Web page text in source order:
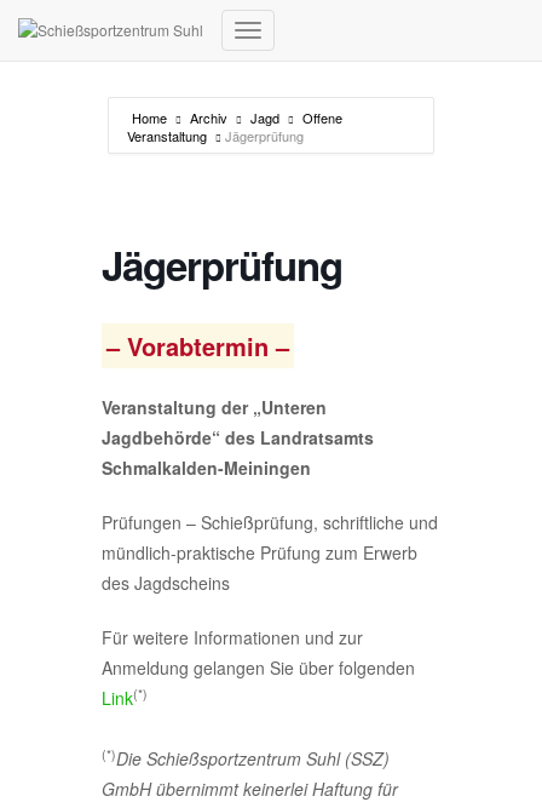
Navigation umschalten
Home Archiv Jagd
Offene
Veranstaltung
Jägerprüfung
Jägerprüfung
– Vorabtermin –
Veranstaltung der „Unteren
Jagdbehörde“ des Landratsamts
Schmalkalden-Meiningen
Prüfungen – Schießprüfung, schriftliche und
mündlich-praktische Prüfung zum Erwerb
des Jagdscheins
Für weitere Informationen und zur
Anmeldung gelangen Sie über folgenden
Link(*)
(*)Die Schießsportzentrum Suhl (SSZ)
GmbH übernimmt keinerlei Haftung für